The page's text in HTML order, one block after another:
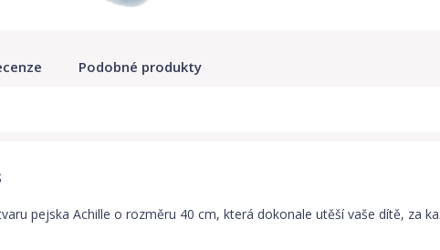
Podobné produkty
pejska Achille o rozměru 40 cm, která dokonale utěší vaše dítě, za